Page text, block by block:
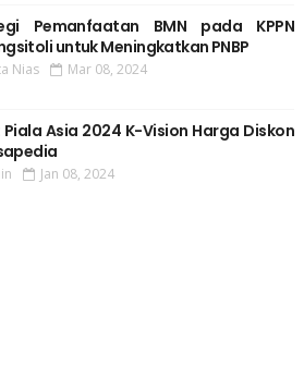
Pemanfaatan BMN pada KPPN
untuk Meningkatkan PNBP
Nias Mar 08, 2024
Piala Asia 2024 K-Vision Harga Diskon
Jan 08, 2024